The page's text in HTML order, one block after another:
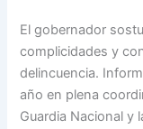
El gobernador
complicidades y
delincuencia.
año en plena
Guardia Nacional y